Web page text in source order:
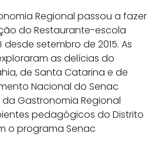
Regional passou a fazer
do Restaurante-escola
setembro de 2015. As
as delícias do
de Santa Catarina e de
Nacional do Senac
Gastronomia Regional
pedagógicos do Distrito
o programa Senac